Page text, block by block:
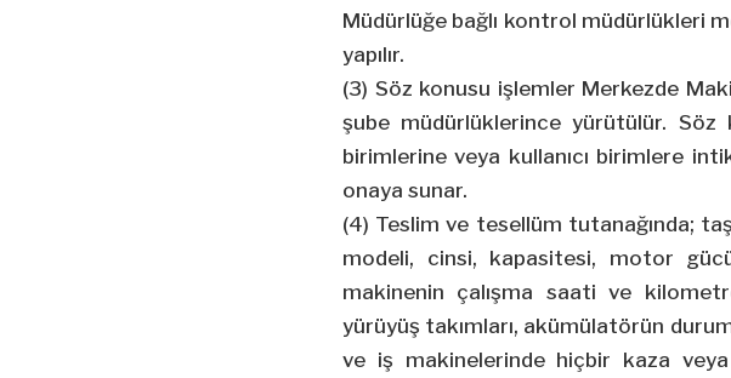
Müdürlüğe bağlı kontrol müdürlükleri
yapılır.
(3) Söz konusu işlemler Merkezde
şube müdürlüklerince yürütülür.
birimlerine veya kullanıcı birimlere
onaya sunar.
(4) Teslim ve tesellüm tutanağında;
modeli, cinsi, kapasitesi, motor
makinenin çalışma saati ve
yürüyüş takımları, akümülatörün
ve iş makinelerinde hiçbir kaza